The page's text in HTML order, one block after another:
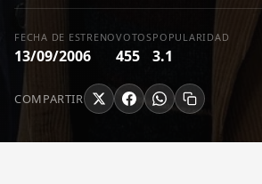
FECHA DE ESTRENO
13/09/2006
VOTOS
455
POPULARIDAD
3.1
COMPARTIR